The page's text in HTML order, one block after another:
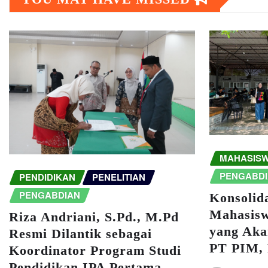
PENDIDIKAN
PENELITIAN
PENGABDIAN
Riza Andriani, S.Pd., M.Pd
Resmi Dilantik sebagai
Koordinator Program Studi
yang
PT PIM,